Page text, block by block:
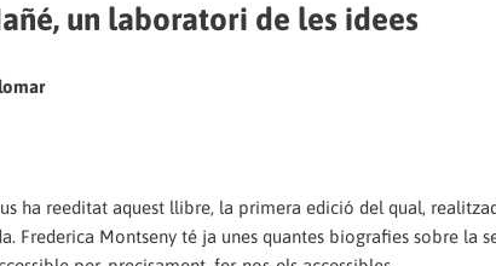
un laboratori de les idees
ha reeditat aquest llibre, la primera edició del qual,
Frederica Montseny té ja unes quantes biografies sobre la